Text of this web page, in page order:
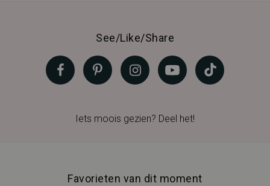
See/Like/Share
Iets moois gezien? Deel het!
Favorieten van dit moment